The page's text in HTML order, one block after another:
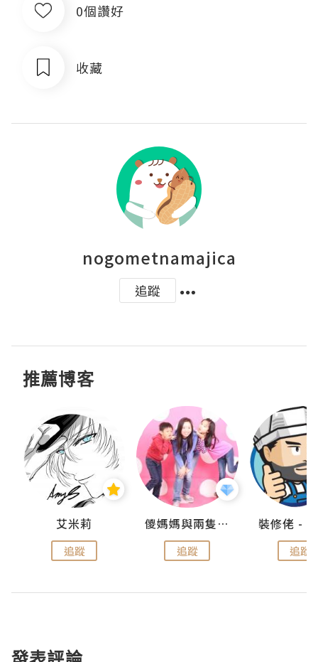
0個讚好
收藏
nogometnamajica
追蹤
推薦博客
艾米莉
追蹤
儍媽媽與兩隻小魔怪之家
追蹤 追蹤